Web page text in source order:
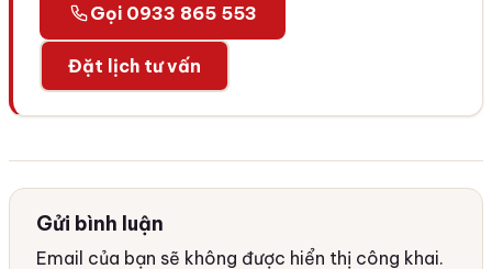
Gọi 0933 865 553
Đặt lịch tư vấn
Gửi bình luận
Email của bạn sẽ không được hiển thị công khai.